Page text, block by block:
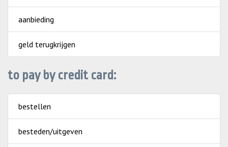
aanbieding
geld terugkrijgen
to pay by credit card:
bestellen
besteden/uitgeven